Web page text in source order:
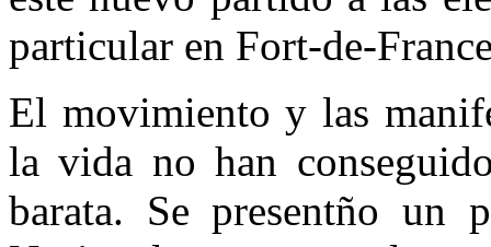
particular en Fort-de-
El movimiento y las
la vida no han
barata. Se presentño un